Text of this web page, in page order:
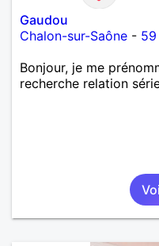
Gaudou
Chalon-sur-Saône - 59
Bonjour, je me
recherche relation